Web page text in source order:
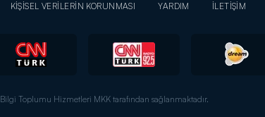
KİŞİSEL VERİLERİN KORUNMASI YARDIM İLETİŞİM
Bilgi Toplumu Hizmetleri MKK tarafından sağlanmaktadır.